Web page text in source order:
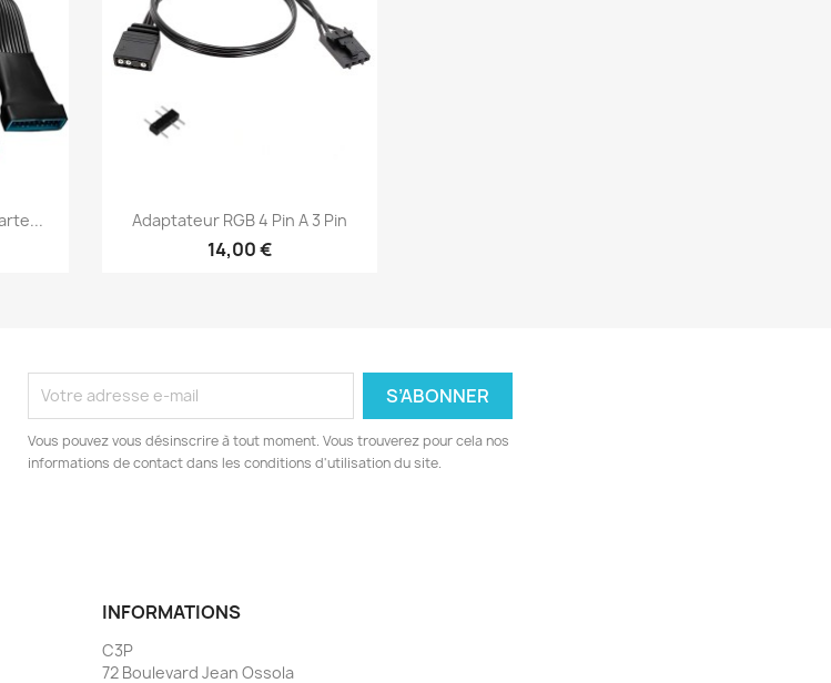
Aperçu rapide
Adaptateur RGB 4 Pin A 3 Pin
14,00 €
Vous pouvez vous désinscrire à tout moment. Vous trouverez pour cela nos
informations de contact dans les conditions d'utilisation du site.
INFORMATIONS
C3P
72 Boulevard Jean Ossola